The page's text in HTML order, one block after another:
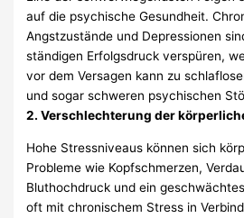
auf die psychische Gesundheit.
Angstzustände und Depressionen
ständigen Erfolgsdruck verspüren,
vor dem Versagen kann zu
und sogar schweren psychischen
2. Verschlechterung der
Hohe Stressniveaus können sich
Probleme wie Kopfschmerzen,
Bluthochdruck und ein
oft mit chronischem Stress in